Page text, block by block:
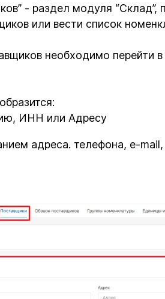
- раздел модуля
или вести список
необходимо перейти
ИНН или Адресу
адреса. телефона, e-